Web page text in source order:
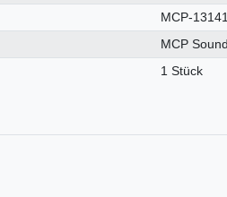
MCP-
MCP
1 Stück